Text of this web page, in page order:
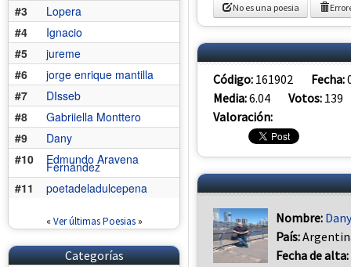
#3
Lopera
#4
Ignacio
#5
jureme
#6
jorge enrique mantilla
#7
DIsseb
#8
Gabriiella Monttero
#9
Dany
#10
Edmundo Aravena
Fernández
#11
poetadeladulcepena
« Ver últimas Poesias»
Categorías
No es una poesia
Código: 161902 Fecha:
Media:6.04 Votos: 139
Valoración:
Nombre: Dany
País:
Fecha de alta: